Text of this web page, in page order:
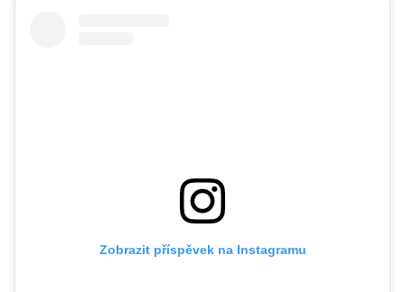
Zobrazit příspěvek na Instagramu